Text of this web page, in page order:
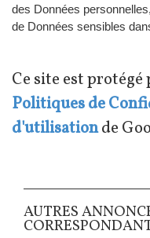
des Données
de Données sensibles
Ce site est
Politiques de
d'utilisationde
AUTRES ANNONCES IMMOBILIÈRES